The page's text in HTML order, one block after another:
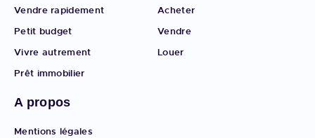
Vendre rapidement
Petit budget
Vivre autrement
Prêt immobilier
Acheter
Vendre
Louer
A propos
Mentions légales